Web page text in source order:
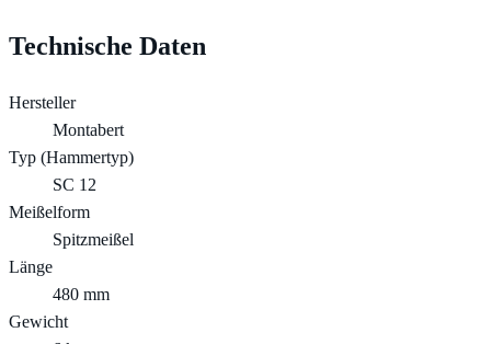
Technische Daten
Hersteller
Montabert
Typ (Hammertyp)
SC 12
Meißelform
Spitzmeißel
Länge
480 mm
Gewicht